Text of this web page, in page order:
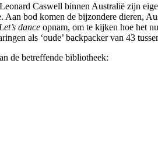
Caswell binnen Australië zijn
bod komen de bijzondere dieren,
Let’s dance opnam, om te kijken hoe het
als ‘oude’ backpacker van 43
de betreffende bibliotheek: